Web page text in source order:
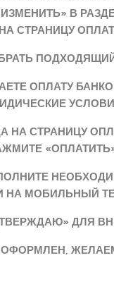
В
СТРАНИЦУ
ОПЛАТУ
НА СТРАНИЦУ
МОБИЛЬНЫЙ
ДЛЯ
ЖЕЛАЕМ